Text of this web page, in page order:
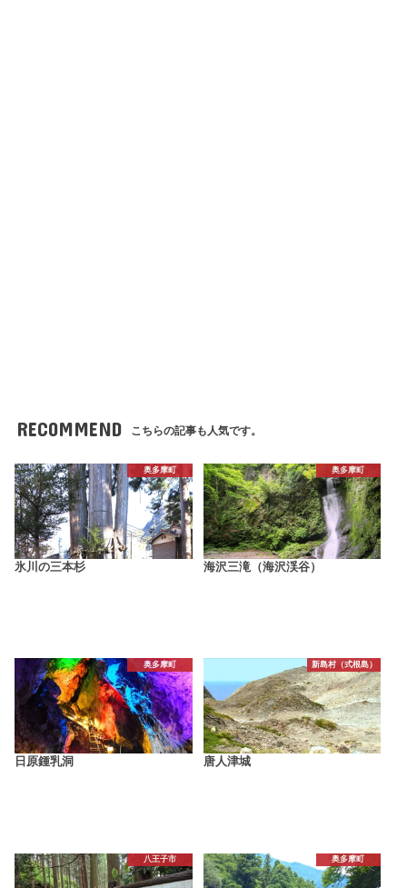
RECOMMEND こちらの記事も人気です。
奥多摩町
氷川の三本杉
奥多摩町
海沢三滝（海沢渓谷）
奥多摩町
日原鍾乳洞
新島村（式根島）
唐人津城
八王子市 奥多摩町